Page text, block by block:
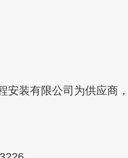
装有限公司为供应商